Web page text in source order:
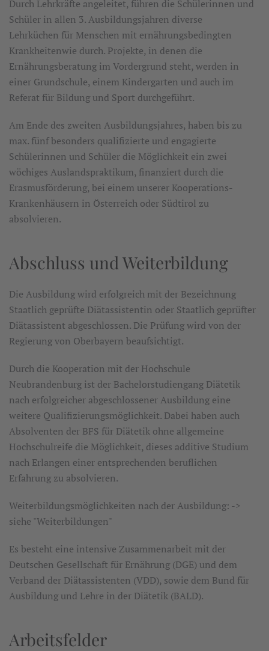
Durch Lehrkräfte angeleitet, führen die Schülerinnen und
Schüler in allen 3. Ausbildungsjahren diverse
Lehrküchen für Menschen mit ernährungsbedingten
Krankheitenwie durch. Projekte, in denen die
Ernährungsberatung im Vordergrund steht, werden in
einer Grundschule, einem Kindergarten und auch im
Referat für Bildung und Sport durchgeführt.
Am Ende des zweiten Ausbildungsjahres, haben bis zu
max. fünf besonders qualifizierte und engagierte
Schülerinnen und Schüler die Möglichkeit ein zwei
wöchiges Auslandspraktikum, finanziert durch die
Erasmusförderung, bei einem unserer Kooperations-
Krankenhäusern in Österreich oder Südtirol zu
absolvieren.
Abschluss und Weiterbildung
Die Ausbildung wird erfolgreich mit der Bezeichnung
Staatlich geprüfte Diätassistentin oder Staatlich geprüfter
Diätassistent abgeschlossen. Die Prüfung wird von der
Regierung von Oberbayern beaufsichtigt.
Durch die Kooperation mit der Hochschule
Neubrandenburg ist der Bachelorstudiengang Diätetik
nach erfolgreicher abgeschlossener Ausbildung eine
weitere Qualifizierungsmöglichkeit. Dabei haben auch
Absolventen der BFS für Diätetik ohne allgemeine
Hochschulreife die Möglichkeit, dieses additive Studium
nach Erlangen einer entsprechenden beruflichen
Erfahrung zu absolvieren.
Weiterbildungsmöglichkeiten nach der Ausbildung: ->
siehe "Weiterbildungen"
Es besteht eine intensive Zusammenarbeit mit der
Deutschen Gesellschaft für Ernährung (DGE) und dem
Verband der Diätassistenten (VDD), sowie dem Bund für
Ausbildung und Lehre in der Diätetik (BALD).
Arbeitsfelder